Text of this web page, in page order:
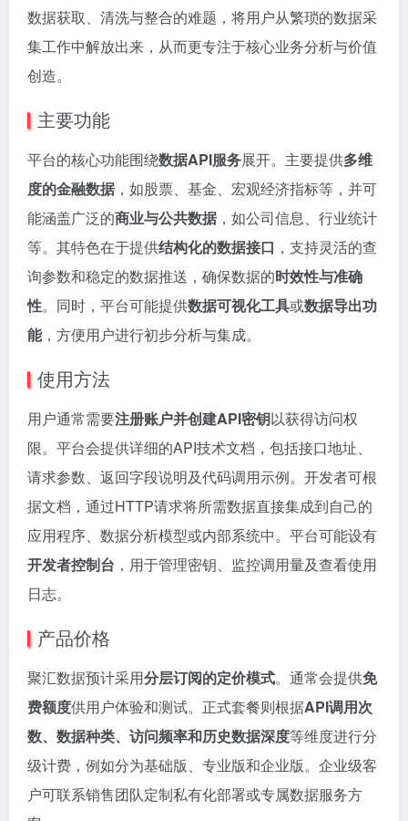
数据获取、清洗与整合的难题，将用户从繁琐的数据采
集工作中解放出来，从而更专注于核心业务分析与价值
创造。
主要功能
平台的核心功能围绕数据API服务展开。主要提供多维
度的金融数据 ，如股票、基金、宏观经济指标等，并可
能涵盖广泛的商业与公共数据 ，如公司信息、行业统计
等。其特色在于提供结构化的数据接口 ，支持灵活的查
询参数和稳定的数据推送，确保数据的时效性与准确
性。同时，平台可能提供数据可视化工具或数据导出功
能，方便用户进行初步分析与集成。
使用方法
用户通常需要注册账户并创建API密钥以获得访问权
限。平台会提供详细的API技术文档，包括接口地址、
请求参数、返回字段说明及代码调用示例。开发者可根
据文档，通过HTTP请求将所需数据直接集成到自己的
应用程序、数据分析模型或内部系统中。平台可能设有
开发者控制台 ，用于管理密钥、监控调用量及查看使用
日志。
产品价格
聚汇数据预计采用分层订阅的定价模式。通常会提供免
费额度供用户体验和测试。正式套餐则根据API调用次
数、数据种类、访问频率和历史数据深度等维度进行分
级计费，例如分为基础版、专业版和企业版。企业级客
户可联系销售团队定制私有化部署或专属数据服务方